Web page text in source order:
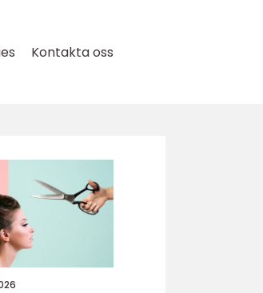
Kontakta oss